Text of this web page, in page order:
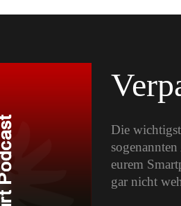
Die
eurem
gar nicht